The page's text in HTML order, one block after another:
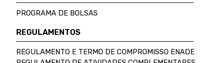
PROGRAMA DE BOLSAS
REGULAMENTOS
REGULAMENTO E TERMO DE COMPROMISSO ENADE